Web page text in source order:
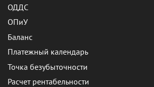
ОДДС
ОПиУ
Баланс
Платежный календарь
Точка безубыточности
Расчет рентабельности